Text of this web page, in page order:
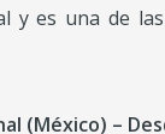
y es una de
(México) –